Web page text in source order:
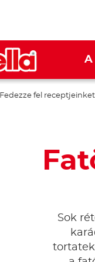
A
Fedezze fel
Sok